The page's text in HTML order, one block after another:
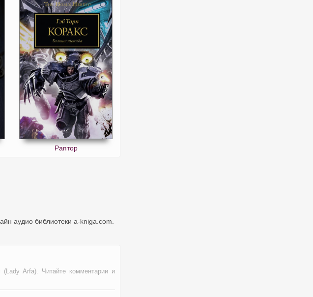
Раптор
аудио библиотеки a-kniga.com.
Arfa). Читайте комментарии и